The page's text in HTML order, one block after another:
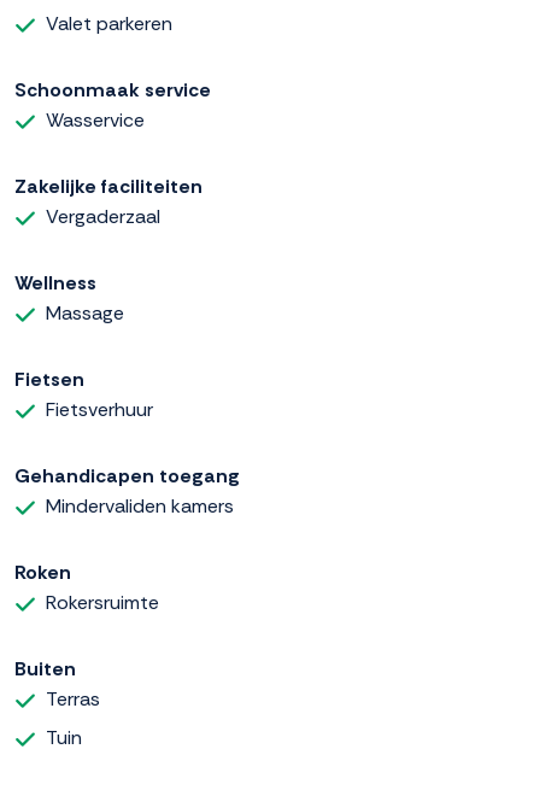
Valet parkeren
Schoonmaak service
Wasservice
Zakelijke faciliteiten
Vergaderzaal
Wellness
Massage
Fietsen
Fietsverhuur
Gehandicapen toegang
Mindervaliden kamers
Roken
Rokersruimte
Buiten
Terras
Tuin